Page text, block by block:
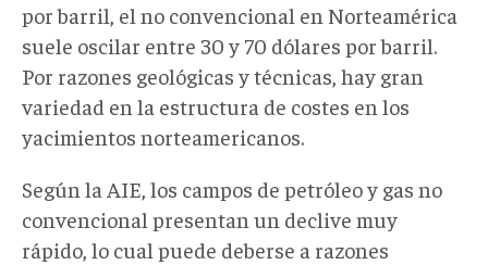
por barril, el no convencional en Norteamérica
suele oscilar entre 30 y 70 dólares por barril.
Por razones geológicas y técnicas, hay gran
variedad en la estructura de costes en los
yacimientos norteamericanos.
Según la AIE, los campos de petróleo y gas no
convencional presentan un declive muy
rápido, lo cual puede deberse a razones